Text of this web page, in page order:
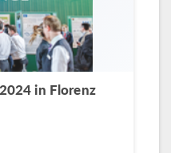
in Florenz